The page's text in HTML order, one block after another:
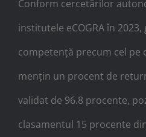
Conform cercetărilor
institutele eCOGRA în
competență precum cel pe
mențin un procent de
validat de 96.8 procente,
clasamentul 15 procente